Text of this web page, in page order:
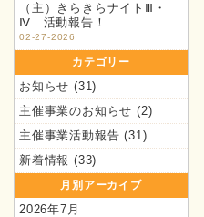
（主）きらきらナイトⅢ・
Ⅳ 活動報告！
02-27-2026
カテゴリー
お知らせ (31)
主催事業のお知らせ (2)
主催事業活動報告 (31)
新着情報 (33)
月別アーカイブ
2026年7月